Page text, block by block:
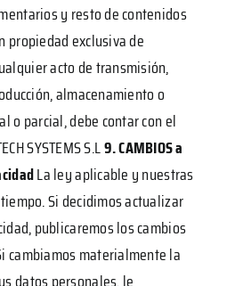
y resto de contenidos
propiedad exclusiva de
acto de transmisión,
almacenamiento o
o parcial, debe contar con el
SYSTEMS S.L9. CAMBIOS a
La ley aplicable y nuestras
Si decidimos actualizar
publicaremos los cambios
cambiamos materialmente la